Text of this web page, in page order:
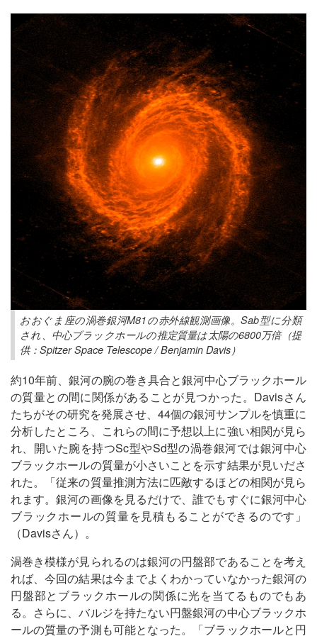
おおぐま座の渦巻銀河M81の赤外線観測画像。Sab型に分類
され、中心ブラックホールの推定質量は太陽の6800万倍（提
供：Spitzer Space Telescope / Benjamin Davis）
約10年前、銀河の腕の巻き具合と銀河中心ブラックホール
の質量との間に関係があることが見つかった。Davisさん
たちがその研究を発展させ、44個の銀河サンプルを慎重に
分析したところ、これらの間に予想以上に強い相関が見ら
れ、開いた腕を持つSc型やSd型の渦巻銀河では銀河中心
ブラックホールの質量が小さいことを示す結果が見いださ
れた。「従来の質量推測方法に匹敵するほどの相関が見ら
れます。銀河の画像を見るだけで、誰でもすぐに銀河中心
ブラックホールの質量を見積もることができるのです」
（Davisさん）。
渦巻き模様が見られるのは銀河の円盤部であることを考え
れば、今回の結果は今までよくわかっていなかった銀河の
円盤部とブラックホールの関係に光を当てるものでもあ
る。さらに、バルジを持たない円盤銀河の中心ブラックホ
ールの質量の予測も可能となった。「ブラックホールと円